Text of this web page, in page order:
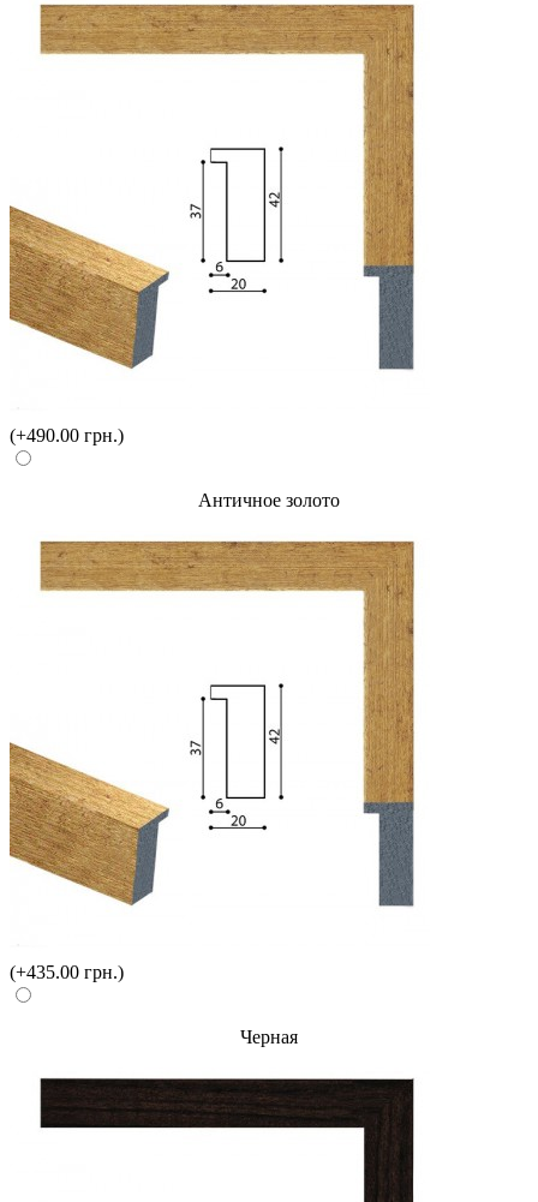
(+490.00 грн.)
Античное золото
(+435.00 грн.)
Черная